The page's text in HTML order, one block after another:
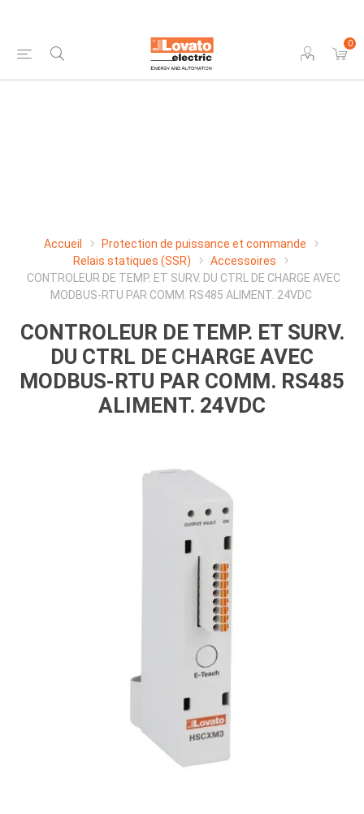
0
Accueil
Protection de puissance et commande
Relais statiques (SSR)
Accessoires
CONTROLEUR DE TEMP. ET SURV. DU CTRL DE CHARGE AVEC
MODBUS-RTU PAR COMM. RS485 ALIMENT. 24VDC
CONTROLEUR DE TEMP. ET SURV.
DU CTRL DE CHARGE AVEC
MODBUS-RTU PAR COMM. RS485
ALIMENT. 24VDC